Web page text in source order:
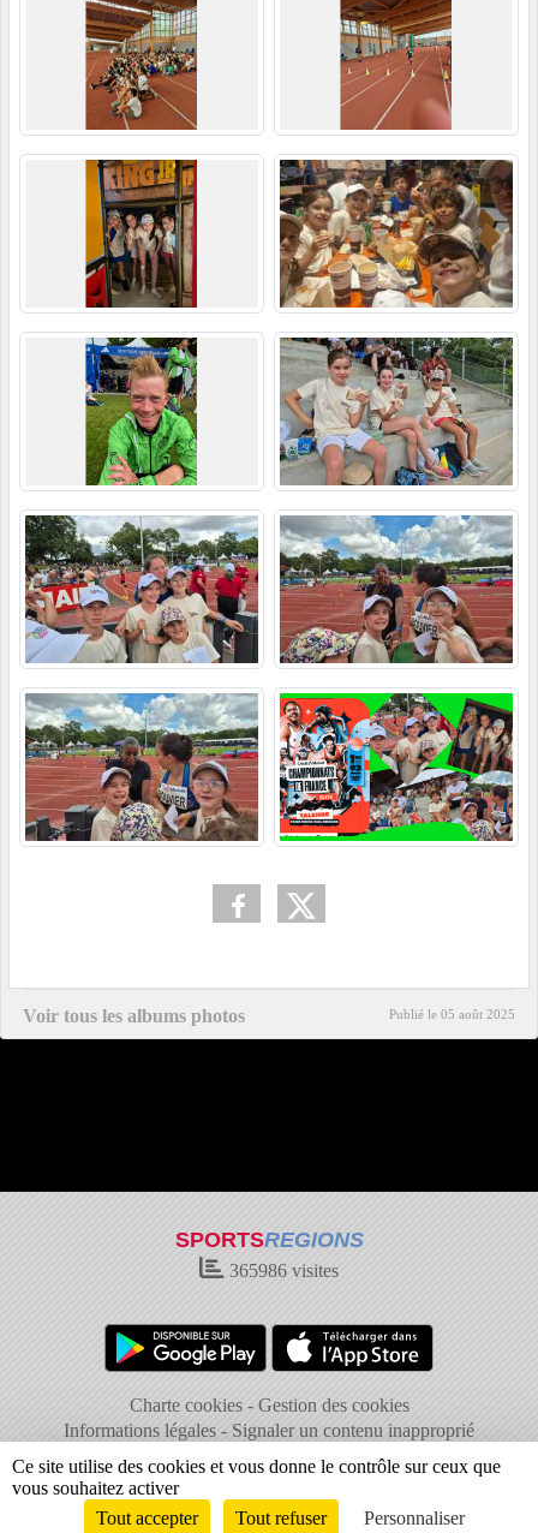
Voir tous les albums photos Publié le 05 août 2025
SPORTSREGIONS
365986 visites
Charte cookies
Gestion des cookies
Informations légales
Signaler un contenu inapproprié
Envie de participer ? Connexion
Ce site utilise des cookies et vous donne le contrôle sur ceux que
vous souhaitez activer
Tout accepter
Tout refuser Personnaliser